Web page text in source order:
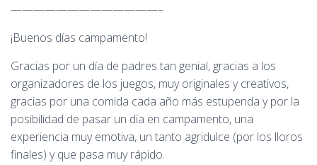
—————————————–
¡Buenos días campamento!
Gracias por un día de padres tan genial, gracias a los
organizadores de los juegos, muy originales y creativos,
gracias por una comida cada año más estupenda y por la
posibilidad de pasar un día en campamento, una
experiencia muy emotiva, un tanto agridulce (por los lloros
finales) y que pasa muy rápido.